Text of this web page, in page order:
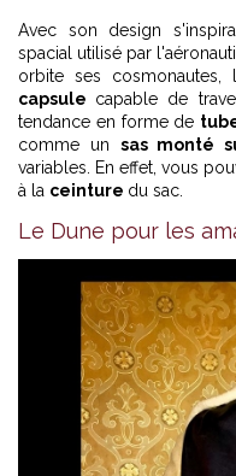
Avec son design
spacial utilisé par
orbite ses cosmonautes,
capsule capable de
tendance en forme de
comme un sas monté
variables. En effet, vous
à la ceinture du sac.
Le Dune pour les